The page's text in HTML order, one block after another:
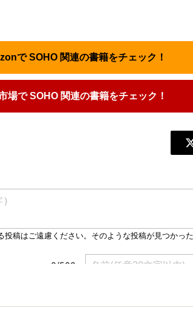
で SOHO 関連の書籍をチェック！
場で SOHO 関連の書籍をチェック！